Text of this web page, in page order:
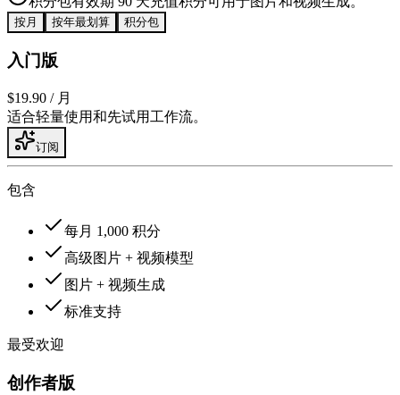
按月 按年最划算 积分包
入门版
$19.90 / 月
适合轻量使用和先试用工作流。
订阅
包含
每月 1,000 积分
高级图片 + 视频模型
图片 + 视频生成
标准支持
最受欢迎
创作者版